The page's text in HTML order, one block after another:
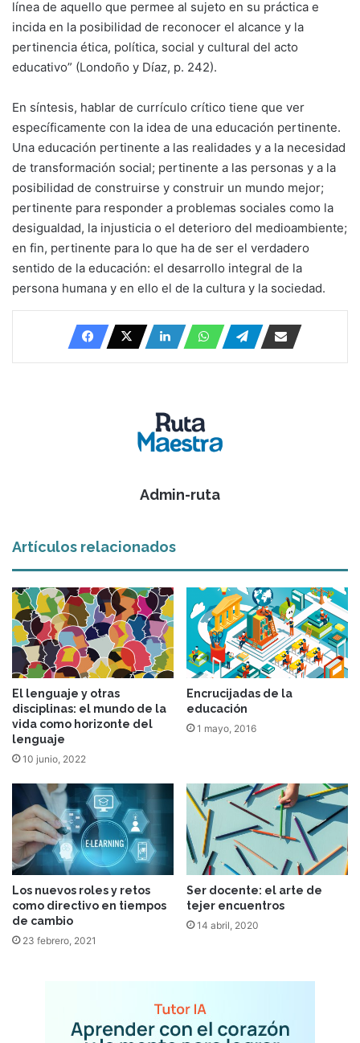
línea de aquello que permee al sujeto en su práctica e
incida en la posibilidad de reconocer el alcance y la
pertinencia ética, política, social y cultural del acto
educativo” (Londoño y Díaz, p. 242).
En síntesis, hablar de currículo crítico tiene que ver
específicamente con la idea de una educación pertinente.
Una educación pertinente a las realidades y a la necesidad
de transformación social; pertinente a las personas y a la
posibilidad de construirse y construir un mundo mejor;
pertinente para responder a problemas sociales como la
desigualdad, la injusticia o el deterioro del medioambiente;
en fin, pertinente para lo que ha de ser el verdadero
sentido de la educación: el desarrollo integral de la
persona humana y en ello el de la cultura y la sociedad.
Admin-ruta
Artículos relacionados
El lenguaje y otras
disciplinas: el mundo de la
vida como horizonte del
lenguaje
10 junio, 2022
Encrucijadas de la
educación
1 mayo, 2016
Los nuevos roles y retos
como directivo en tiempos
de cambio
23 febrero, 2021
Ser docente: el arte de
tejer encuentros
14 abril, 2020